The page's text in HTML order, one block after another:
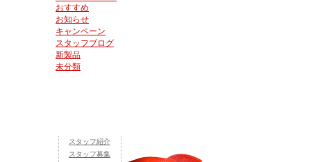
おすすめ
お知らせ
キャンペーン
スタッフブログ
新製品
未分類
スタッフ紹介
スタッフ募集